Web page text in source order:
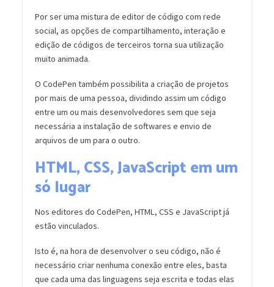
Por ser uma mistura de editor de código com rede
social, as opções de compartilhamento, interação e
edição de códigos de terceiros torna sua utilização
muito animada.
O CodePen também possibilita a criação de projetos
por mais de uma pessoa, dividindo assim um código
entre um ou mais desenvolvedores sem que seja
necessária a instalação de softwares e envio de
arquivos de um para o outro.
HTML, CSS, JavaScript em um
só lugar
Nos editores do CodePen, HTML, CSS e JavaScript já
estão vinculados.
Isto é, na hora de desenvolver o seu código, não é
necessário criar nenhuma conexão entre eles, basta
que cada uma das linguagens seja escrita e todas elas